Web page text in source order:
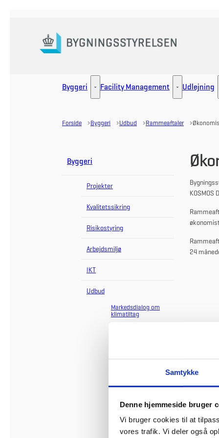
Samtykke
Denne hjemmeside bruger
Vi bruger cookies til at
vores trafik. Vi deler også
Byggeri Byggeri - Flere links
Facility Management Facility
Udlejning
Forside Byggeri Udbud Rammeaftaler
Byggeri
Projekter
Kvalitetssikring
Risikostyring
Arbejdsmiljø
IKT
Udbud
Markedsdialog om
klimatiltag
Rammeaftaler
Totalrådgivnin
universiteter
vning
Økonomisk
KOSMOS
24